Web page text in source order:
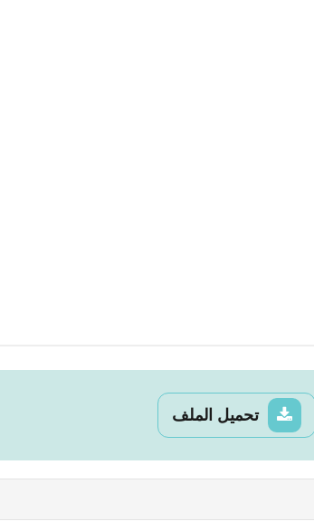
تحميل الملف